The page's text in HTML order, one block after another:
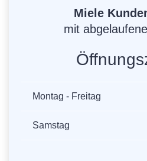
Miele
mit
Montag - Freitag
Samstag